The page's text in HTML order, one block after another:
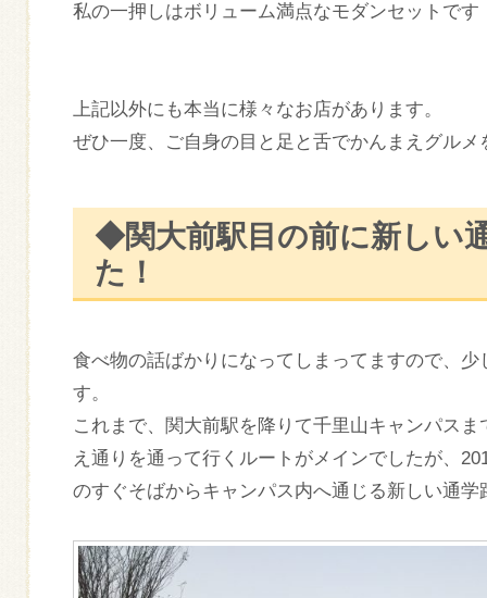
私の一押しはボリューム満点なモダンセットです
上記以外にも本当に様々なお店があります。
ぜひ一度、ご自身の目と足と舌でかんまえグル
◆関大前駅目の前に新しい
た！
食べ物の話ばかりになってしまってますので、
す。
これまで、関大前駅を降りて千里山キャンパス
え通りを通って行くルートがメインでしたが、
のすぐそばからキャンパス内へ通じる新しい通学